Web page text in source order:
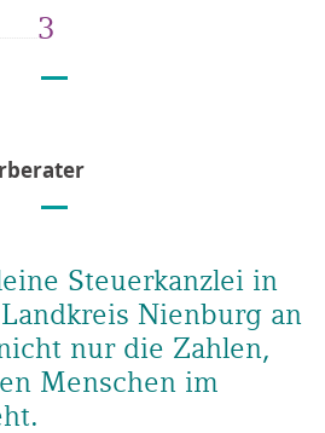
3
Steuerkanzlei in
Nienburg an
nur die Zahlen,
Menschen im